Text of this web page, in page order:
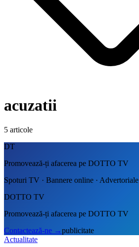
acuzatii
5 articole
DT
Promovează-ți afacerea pe DOTTO TV
Spoturi TV · Bannere online · Advertoriale
DOTTO TV
Promovează-ți afacerea pe DOTTO TV
Contactează-ne →publicitate
Actualitate